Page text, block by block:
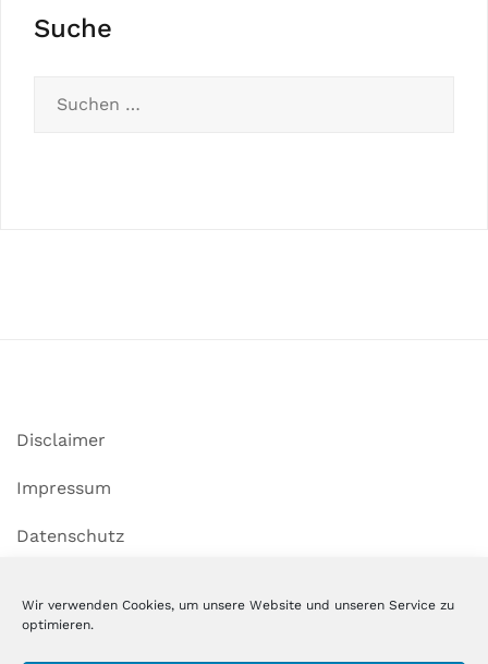
Wir verwenden Cookies, um unsere Website und unseren Service zu
optimieren.
Suche
Disclaimer
Impressum
Datenschutz